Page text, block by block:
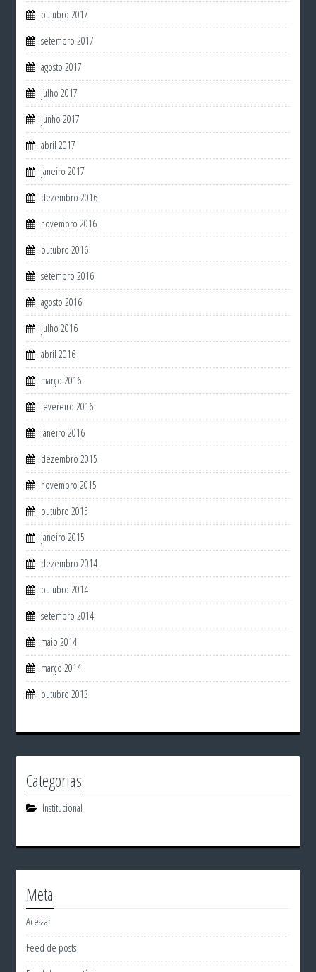
outubro 2017
setembro 2017
agosto 2017
julho 2017
junho 2017
abril 2017
janeiro 2017
dezembro 2016
novembro 2016
outubro 2016
setembro 2016
agosto 2016
julho 2016
abril 2016
março 2016
fevereiro 2016
janeiro 2016
dezembro 2015
novembro 2015
outubro 2015
janeiro 2015
dezembro 2014
outubro 2014
setembro 2014
maio 2014
março 2014
outubro 2013
Categorias
Institucional
Meta
Acessar
Feed de posts